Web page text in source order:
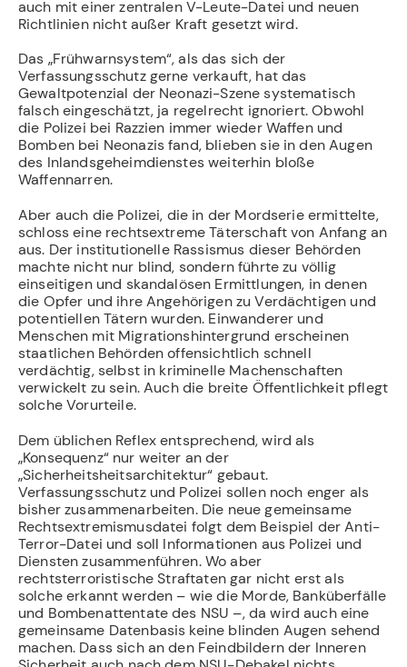
auch mit einer zentralen V-Leute-Datei und neuen
Richtlinien nicht außer Kraft gesetzt wird.
Das „Frühwarnsystem“, als das sich der
Verfassungsschutz gerne verkauft, hat das
Gewaltpotenzial der Neonazi-Szene systematisch
falsch eingeschätzt, ja regelrecht ignoriert. Obwohl
die Polizei bei Razzien immer wieder Waffen und
Bomben bei Neonazis fand, blieben sie in den Augen
des Inlandsgeheimdienstes weiterhin bloße
Waffennarren.
Aber auch die Polizei, die in der Mordserie ermittelte,
schloss eine rechtsextreme Täterschaft von Anfang an
aus. Der institutionelle Rassismus dieser Behörden
machte nicht nur blind, sondern führte zu völlig
einseitigen und skandalösen Ermittlungen, in denen
die Opfer und ihre Angehörigen zu Verdächtigen und
potentiellen Tätern wurden. Einwanderer und
Menschen mit Migrationshintergrund erscheinen
staatlichen Behörden offensichtlich schnell
verdächtig, selbst in kriminelle Machenschaften
verwickelt zu sein. Auch die breite Öffentlichkeit pflegt
solche Vorurteile.
Dem üblichen Reflex entsprechend, wird als
„Konsequenz“ nur weiter an der
„Sicherheitsheitsarchitektur“ gebaut.
Verfassungsschutz und Polizei sollen noch enger als
bisher zusammenarbeiten. Die neue gemeinsame
Rechtsextremismusdatei folgt dem Beispiel der Anti-
Terror-Datei und soll Informationen aus Polizei und
Diensten zusammenführen. Wo aber
rechtsterroristische Straftaten gar nicht erst als
solche erkannt werden – wie die Morde, Banküberfälle
und Bombenattentate des NSU –, da wird auch eine
gemeinsame Datenbasis keine blinden Augen sehend
machen. Dass sich an den Feindbildern der Inneren